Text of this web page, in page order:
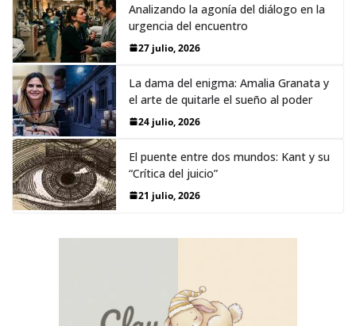
Analizando la agonía del diálogo en la
urgencia del encuentro
27 julio, 2026
La dama del enigma: Amalia Granata y
el arte de quitarle el sueño al poder
24 julio, 2026
El puente entre dos mundos: Kant y su
“Crítica del juicio”
21 julio, 2026